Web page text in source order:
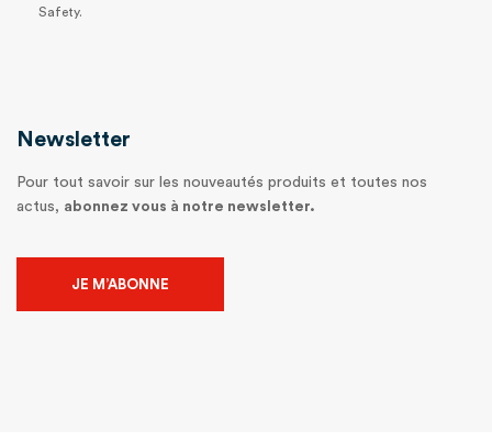
Safety.
Newsletter
Pour tout savoir sur les nouveautés produits et toutes nos
actus, abonnez vous à notre newsletter.
JE M’ABONNE